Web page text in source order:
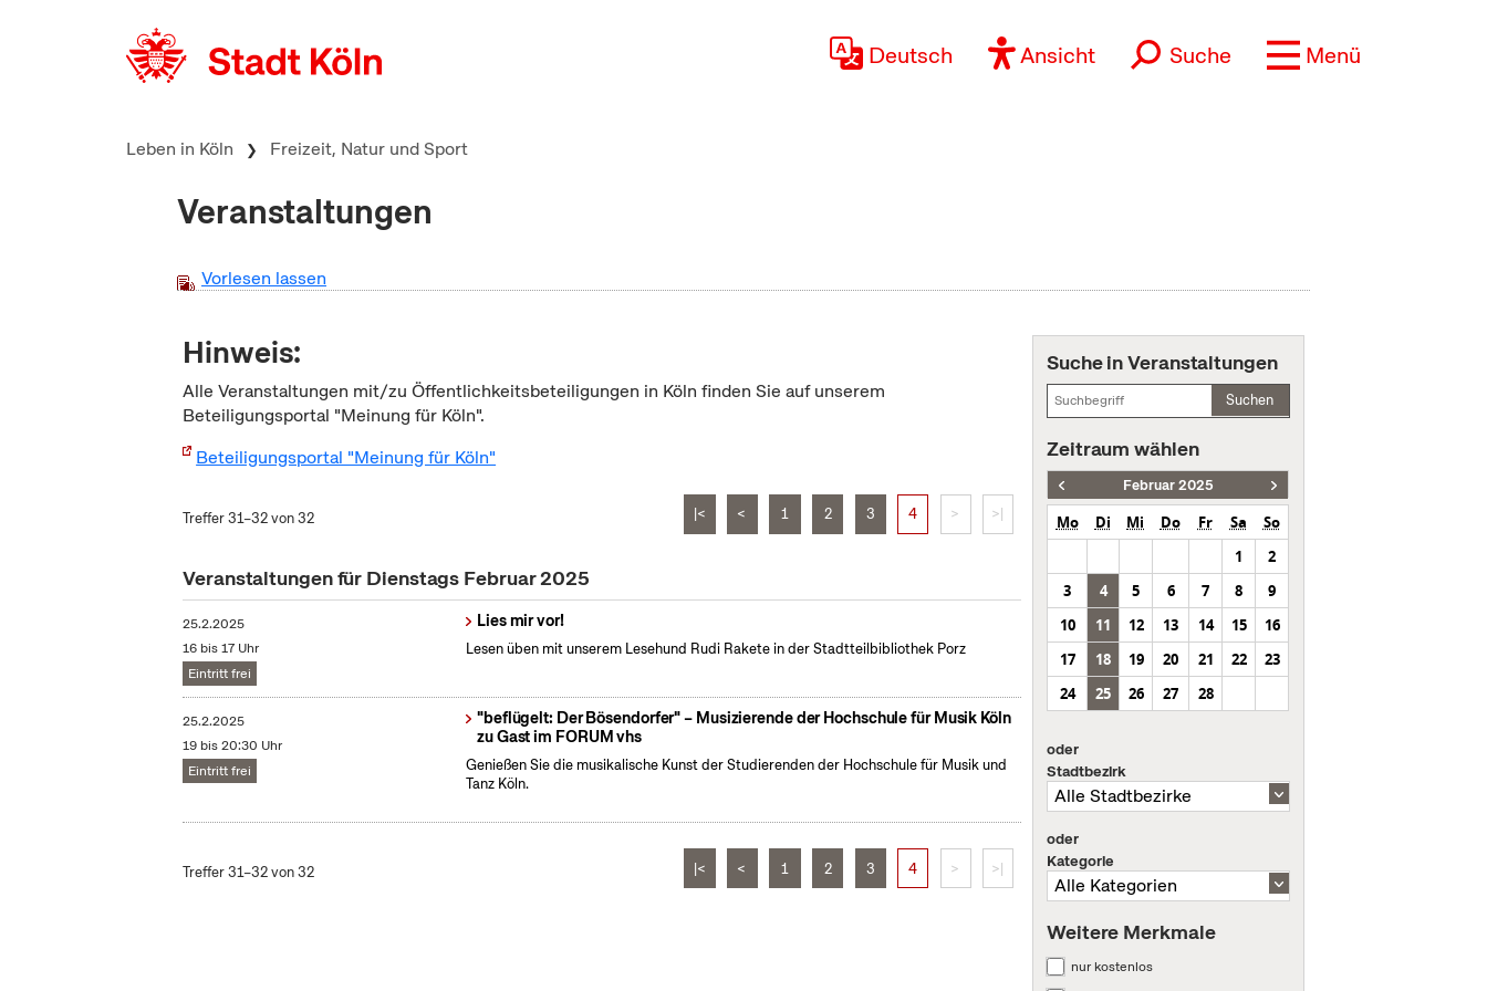
Deutsch Ansicht Suche Menü
Leben in Köln Freizeit, Natur und Sport
Veranstaltungen
Vorlesen lassen
Hinweis:
Alle Veranstaltungen mit/zu Öffentlichkeitsbeteiligungen in Köln finden Sie auf unserem
Beteiligungsportal "Meinung für Köln".
Beteiligungsportal "Meinung für Köln"
Treffer 31–32 von 32 |< < 1 2 3 4 > >|
Veranstaltungen für Dienstags Februar 2025
25.2.2025
16 bis 17 Uhr
Eintritt frei
Lies mir vor!
Lesen üben mit unserem Lesehund Rudi Rakete in der Stadtteilbibliothek Porz
25.2.2025
19 bis 20:30 Uhr
Eintritt frei
"beflügelt: Der Bösendorfer" – Musizierende der Hochschule für Musik Köln
zu Gast im FORUM vhs
Genießen Sie die musikalische Kunst der Studierenden der Hochschule für Musik und
Tanz Köln.
Treffer 31–32 von 32 |< < 1 2 3 4 > >|
Suche in Veranstaltungen
Suchen
Zeitraum wählen
Februar 2025
Mo Di Mi Do Fr Sa
So
1
2
3
4 5 6 7 8
9
10
11 12 13 14 15
16
17
18 19 20 21 22
23
24
25 26 27 28
oder
Stadtbezirk
oder
Kategorie
Weitere Merkmale
nur kostenlos